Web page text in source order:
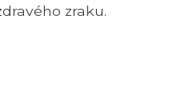
zraku.